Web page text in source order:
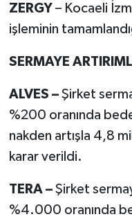
ZERGY – Kocaeli
işleminin
SERMAYE
ALVES – Şirket
%200 oranında
nakden artışla 4,8
karar verildi.
TERA – Şirket
%4.000 oranında